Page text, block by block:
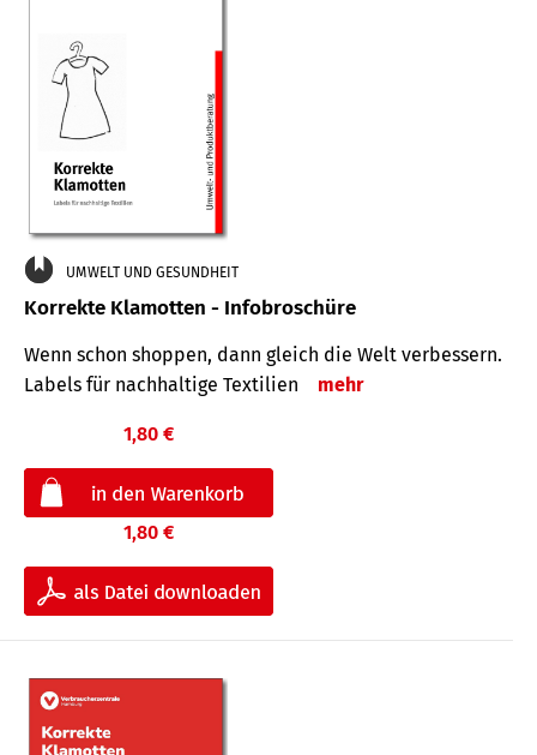
UMWELT UND GESUNDHEIT
Korrekte Klamotten - Infobroschüre
Wenn schon shoppen, dann gleich die Welt verbessern.
Labels für nachhaltige Textilien
mehr
1,80 €
1,80 €